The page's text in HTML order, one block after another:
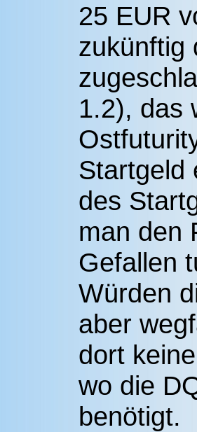
25 EUR
zukünftig
1.2), das
Startgeld
des
man den
Gefallen
Würden
aber
dort
wo die
benötigt.